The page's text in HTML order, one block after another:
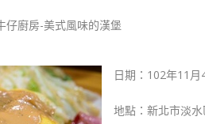
日期：102年11
地點：新北市淡